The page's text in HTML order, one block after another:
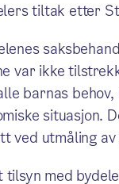
tiltak etter
var ikke
barnas
ved utmåling av
med